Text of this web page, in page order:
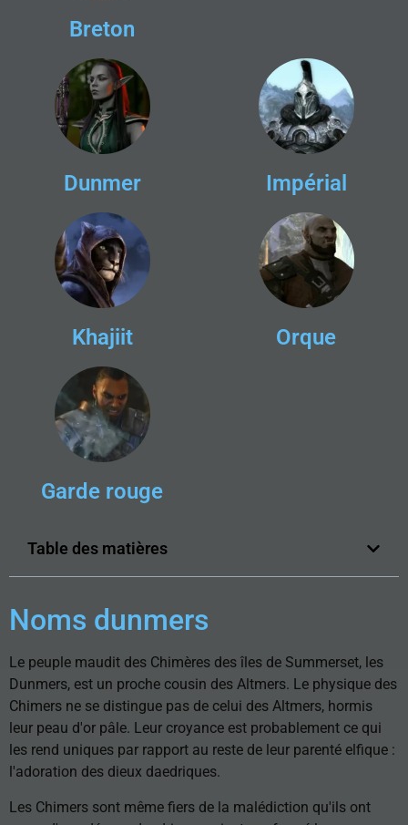
Breton
Dunmer Impérial
Khajiit Orque
Garde rouge
Table des matières
Noms dunmers
Le peuple maudit des Chimères des îles de Summerset, les
Dunmers, est un proche cousin des Altmers. Le physique des
Chimers ne se distingue pas de celui des Altmers, hormis
leur peau d'or pâle. Leur croyance est probablement ce qui
les rend uniques par rapport au reste de leur parenté elfique :
l'adoration des dieux daedriques.
Les Chimers sont même fiers de la malédiction qu'ils ont